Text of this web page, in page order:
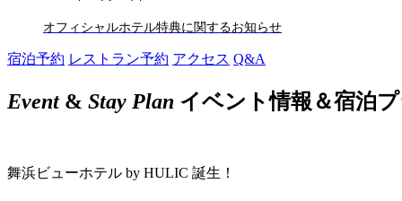
オフィシャルホテル特典に関するお知らせ
宿泊予約 レストラン予約 アクセス Q&A
Event& Stay Plan イベント情報＆宿泊
舞浜ビューホテル by HULIC 誕生！